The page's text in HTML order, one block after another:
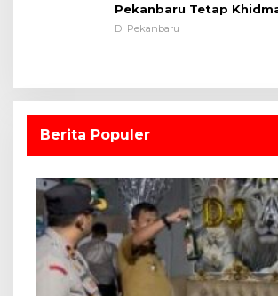
Pekanbaru Tetap
Dalam Ruangan
Di Pekanbaru
Berita Populer